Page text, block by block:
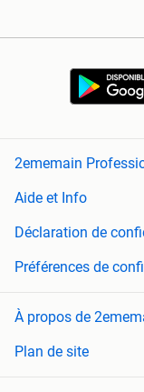
2ememain
Aide et Info
Déclaration de
Préférences de
À propos de
Plan de site